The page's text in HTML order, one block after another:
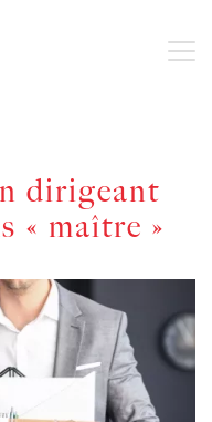
dirigeant
« maître »